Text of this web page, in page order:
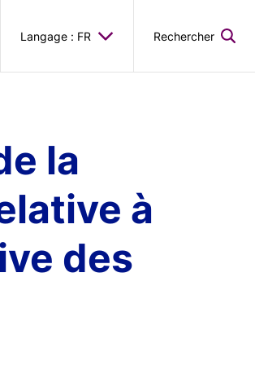
Langage : FR Rechercher
la
à
des